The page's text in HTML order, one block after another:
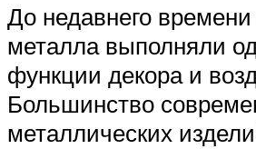
До недавнего времени
металла выполняли
функции декора и
Большинство
металлических